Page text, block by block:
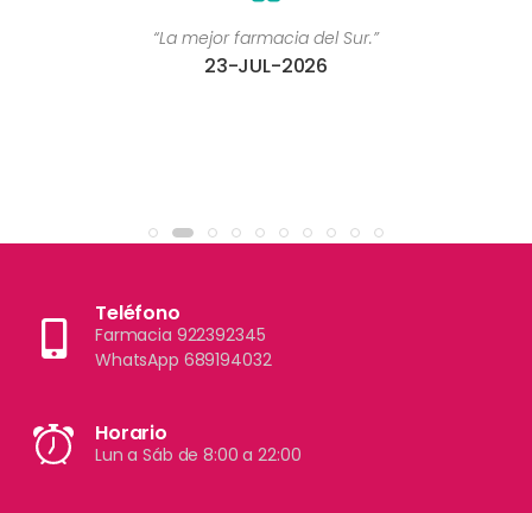
“La mejor farmacia del Sur.”
23-JUL-2026
Teléfono
Farmacia 922392345
WhatsApp 689194032
Horario
Lun a Sáb de 8:00 a 22:00